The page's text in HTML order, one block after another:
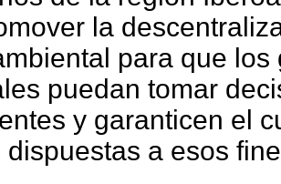
la
para que los
puedan tomar
y garanticen el
dispuestas a esos